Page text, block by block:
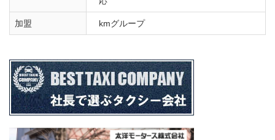
加盟 kmグループ